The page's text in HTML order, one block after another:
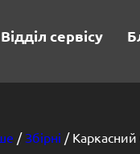
Відділ сервісу
/Збірні / Каркасний